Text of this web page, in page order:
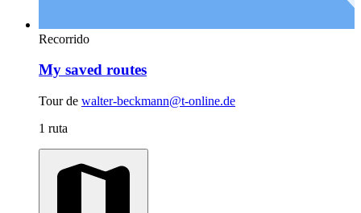
Recorrido
My saved routes
Tour de walter-beckmann@t-online.de
1 ruta